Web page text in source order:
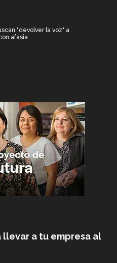
"devolver la voz" a
afasia
llevar a tu empresa al